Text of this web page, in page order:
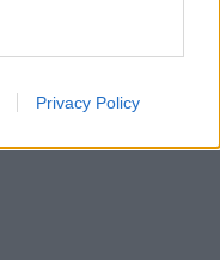
Privacy Policy